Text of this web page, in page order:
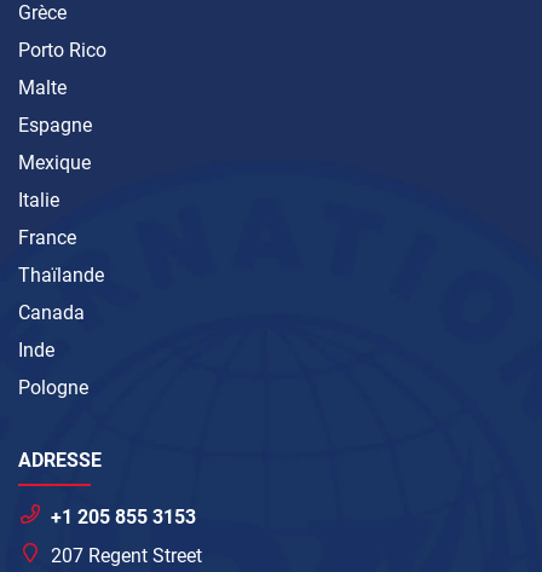
Grèce
Porto Rico
Malte
Espagne
Mexique
Italie
France
Thaïlande
Canada
Inde
Pologne
ADRESSE
+1 205 855 3153
207 Regent Street